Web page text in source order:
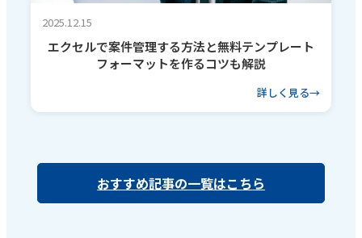
2025.12.15
エクセルで案件管理する方法と無料テンプレート
フォーマットを作るコツも解説
詳しく見る
おすすめ記事の一覧はこちら